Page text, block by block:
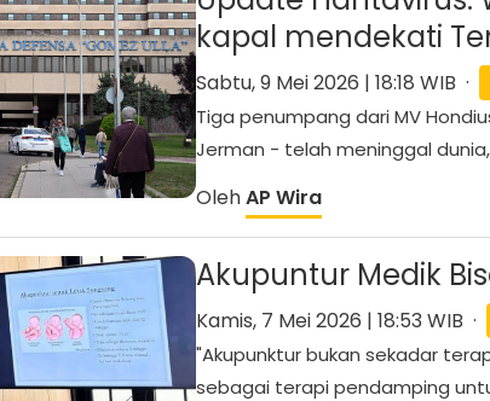
kapal mendekati
Sabtu, 9 Mei 2026 | 18:18 WIB ·
Tiga penumpang dari MV
Jerman - telah meninggal
OlehAP Wira
Akupuntur Medik
Kamis, 7 Mei 2026 | 18:53 WIB ·
"Akupunktur bukan sekadar
sebagai terapi pendamping